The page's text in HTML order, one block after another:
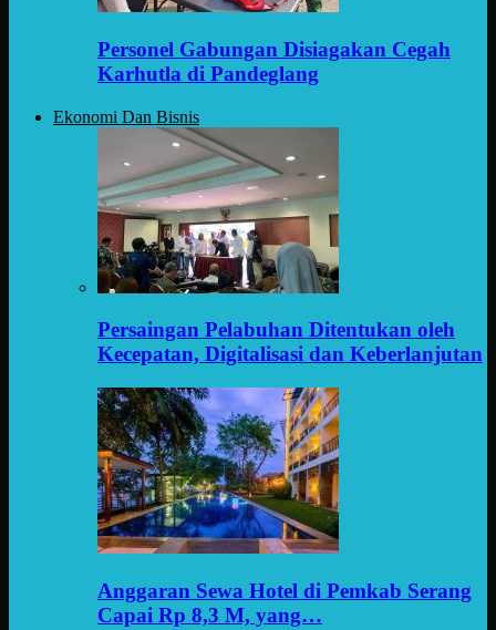
Personel Gabungan Disiagakan Cegah
Karhutla di Pandeglang
Ekonomi Dan Bisnis
Persaingan Pelabuhan Ditentukan oleh
Kecepatan, Digitalisasi dan Keberlanjutan
Anggaran Sewa Hotel di Pemkab Serang
Capai Rp 8,3 M, yang…